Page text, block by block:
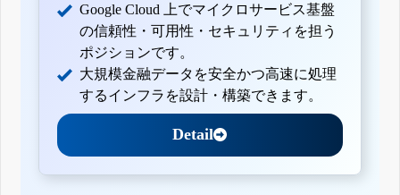
Google Cloud 上でマイクロサービス基盤
の信頼性・可用性・セキュリティを担う
ポジションです。
大規模金融データを安全かつ高速に処理
するインフラを設計・構築できます。
Detail